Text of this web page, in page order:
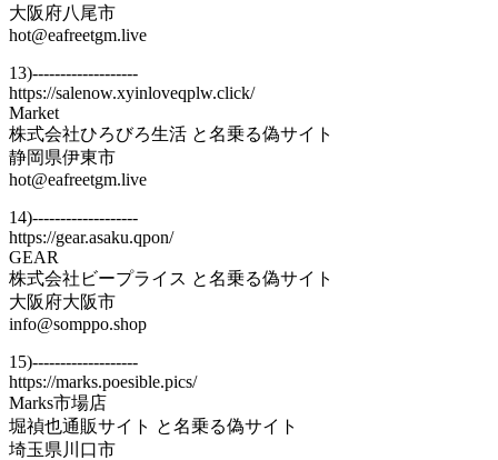
大阪府八尾市
hot@eafreetgm.live
13)-------------------
https://salenow.xyinloveqplw.click/
Market
株式会社ひろびろ生活 と名乗る偽サイト
静岡県伊東市
hot@eafreetgm.live
14)-------------------
https://gear.asaku.qpon/
GEAR
株式会社ビープライス と名乗る偽サイト
大阪府大阪市
info@somppo.shop
15)-------------------
https://marks.poesible.pics/
Marks市場店
堀禎也通販サイト と名乗る偽サイト
埼玉県川口市